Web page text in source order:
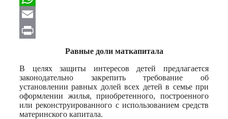
WhatsApp
Email
Равные доли маткапитала
В целях защиты интересов детей предлагается
законодательно закрепить требование об
установлении равных долей всех детей в семье при
оформлении жилья, приобретенного, построенного
или реконструированного с использованием средств
материнского капитала.